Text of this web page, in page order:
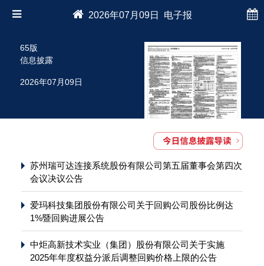
2026年07月09日 电子报
65版
信息披露
2026年07月09日
苏州瑞可达连接系统股份有限公司第五届董事会第四次
会议决议公告
爱玛科技集团股份有限公司关于回购公司股份比例达
1%暨回购进展公告
中炬高新技术实业（集团）股份有限公司关于实施
2025年年度权益分派后调整回购价格上限的公告